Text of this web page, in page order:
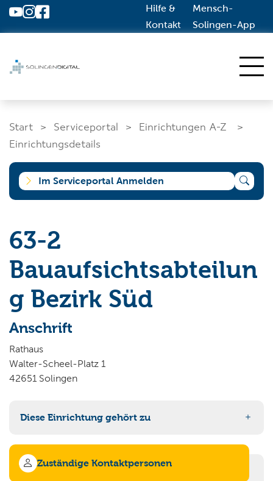
Zum Hauptinhalt springen
Hilfe &
Kontakt
Mensch-
Solingen-App
Dienstleistungen A-Z
Solingen.de
Start Serviceportal
Einrichtungen A-Z
Einrichtungsdetails
Im Serviceportal Anmelden
Was suchen Sie?
63-2
Bauaufsichtsabteilun
g Bezirk Süd
Anschrift
Rathaus
Walter-Scheel-Platz 1
42651 Solingen
Diese Einrichtung gehört zu
63 Bauaufsicht
Zuständige Kontaktpersonen